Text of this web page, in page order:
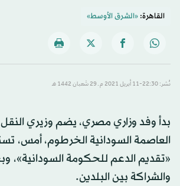
القاهرة:«الشرق الأوسط»
نُشر: 22:30-11 أبريل 2021 م ـ 29 شَعبان 1442 هـ
بدأ وفد وزاري مصري، يضم وزيري النقل
العاصمة السودانية الخرطوم، أمس،
«تقديم الدعم للحكومة السودانية»،
والشراكة بين البلدين.